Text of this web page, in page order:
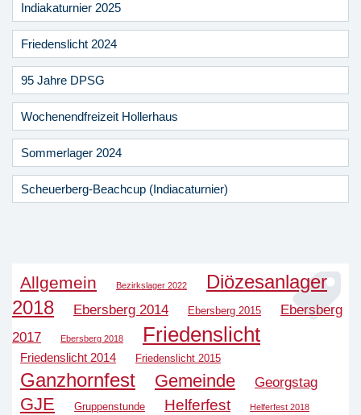
Indiakaturnier 2025
Friedenslicht 2024
95 Jahre DPSG
Wochenendfreizeit Hollerhaus
Sommerlager 2024
Scheuerberg-Beachcup (Indiacaturnier)
Allgemein Bezirkslager 2022
Diözesanlager
2018
Ebersberg 2014 Ebersberg 2015
Ebersberg
2017
Ebersberg 2018 Friedenslicht
Friedenslicht 2014 Friedenslicht 2015
Ganzhornfest Gemeinde Georgstag
GJE Gruppenstunde Helferfest Helferfest 2018